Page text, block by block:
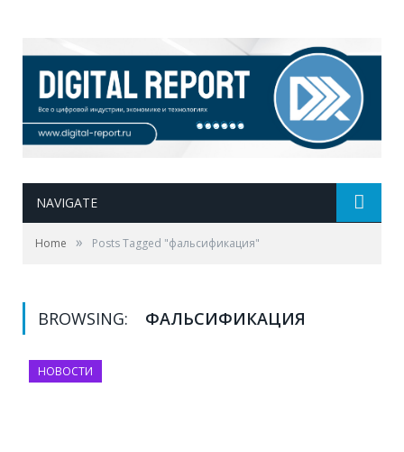
NAVIGATE
Home » Posts Tagged "фальсификация"
BROWSING: ФАЛЬСИФИКАЦИЯ
НОВОСТИ